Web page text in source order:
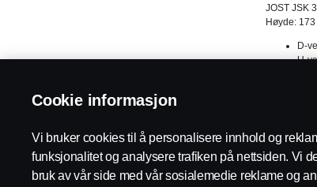
JOST JSK
Høyde:
D-
U-
Ekstra
Cookie informasjon
Vi bruker cookies til å personalisere innhold og
funksjonalitet og analysere trafiken på nettsiden. Vi
bruk av vår side med vår sosialemedie reklame og